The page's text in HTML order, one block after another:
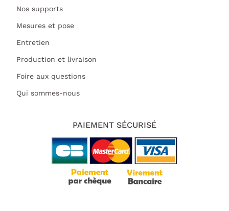
Nos supports
Mesures et pose
Entretien
Production et livraison
Foire aux questions
Qui sommes-nous
PAIEMENT SÉCURISÉ